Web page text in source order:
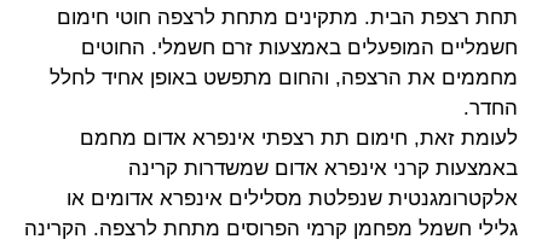
תחת רצפת הבית. מתקינים מתחת לרצפה חוטי חימום
חשמליים המופעלים באמצעות זרם חשמלי. החוטים
מחממים את הרצפה, והחום מתפשט באופן אחיד לחלל
החדר.
לעומת זאת, חימום תת רצפתי אינפרא אדום מחמם
באמצעות קרני אינפרא אדום שמשדרות קרינה
אלקטרומגנטית שנפלטת מסלילים אינפרא אדומים או
גלילי חשמל מפחמן קרמי הפרוסים מתחת לרצפה. הקרינה